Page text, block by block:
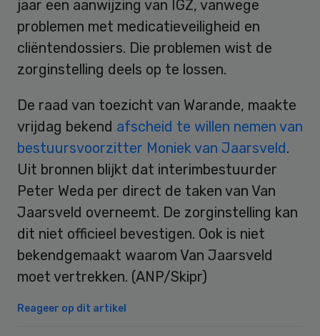
jaar een aanwijzing van IGZ, vanwege
problemen met medicatieveiligheid en
cliëntendossiers. Die problemen wist de
zorginstelling deels op te lossen.
De raad van toezicht van Warande, maakte
vrijdag bekend afscheid te willen nemen van
bestuursvoorzitter Moniek van Jaarsveld.
Uit bronnen blijkt dat interimbestuurder
Peter Weda per direct de taken van Van
Jaarsveld overneemt. De zorginstelling kan
dit niet officieel bevestigen. Ook is niet
bekendgemaakt waarom Van Jaarsveld
moet vertrekken. (ANP/Skipr)
Reageer op dit artikel